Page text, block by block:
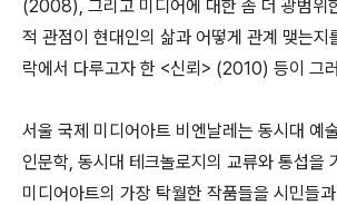
(2008), 그리고 미디어에 대한 좀 더 광범위
적 관점이 현대인의 삶과 어떻게 관계 맺는지
락에서 다루고자 한 <신뢰> (2010) 등이 그
서울 국제 미디어아트 비엔날레는 동시대 예
인문학, 동시대 테크놀로지의 교류와 통섭을
미디어아트의 가장 탁월한 작품들을 시민들